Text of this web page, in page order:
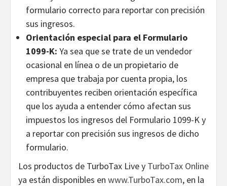
formulario correcto para reportar con precisión
sus ingresos.
Orientación especial para el Formulario
1099-K: Ya sea que se trate de un vendedor
ocasional en línea o de un propietario de
empresa que trabaja por cuenta propia, los
contribuyentes reciben orientación específica
que los ayuda a entender cómo afectan sus
impuestos los ingresos del Formulario 1099-K y
a reportar con precisión sus ingresos de dicho
formulario.
Los productos de TurboTax Live y TurboTax Online
ya están disponibles en www.TurboTax.com, en la